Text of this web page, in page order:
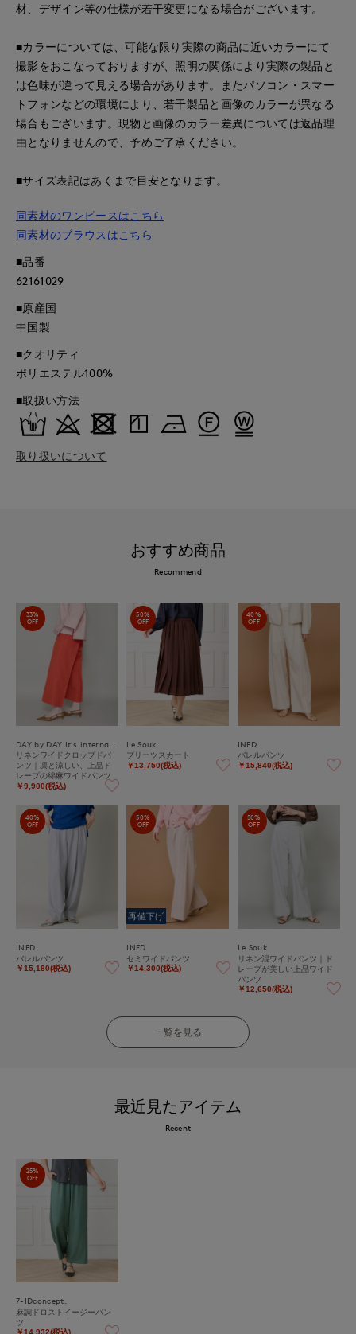
材、デザイン等の仕様が若干変更になる場合がございます。
■カラーについては、可能な限り実際の商品に近いカラーにて
撮影をおこなっておりますが、照明の関係により実際の製品と
は色味が違って見える場合があります。またパソコン・スマー
トフォンなどの環境により、若干製品と画像のカラーが異なる
場合もございます。現物と画像のカラー差異については返品理
由となりませんので、予めご了承ください。
■サイズ表記はあくまで目安となります。
同素材のワンピースはこちら
同素材のブラウスはこちら
■品番
62161029
■原産国
中国製
■クオリティ
ポリエステル100%
■取扱い方法
取り扱いについて
おすすめ商品
Recommend
33%
OFF
リネンワイドクロップドパ
ンツ｜凛と涼しい、上品ド
レープの綿麻ワイドパンツ
￥9,900(税込)
50%
OFF
Le Souk
プリーツスカート
￥13,750(税込)
40%
OFF
INED
バレルパンツ
￥15,840(税込)
40%
OFF
INED
バレルパンツ
￥15,180(税込)
50%
OFF
再値下げ
INED
セミワイドパンツ
￥14,300(税込)
50%
OFF
Le Souk
リネン混ワイドパンツ｜ド
レープが美しい上品ワイド
パンツ
￥12,650(税込)
一覧を見る
最近見たアイテム
Recent
25%
OFF
7-IDconcept.
麻調ドロストイージーパン
ツ
￥14,932(税込)